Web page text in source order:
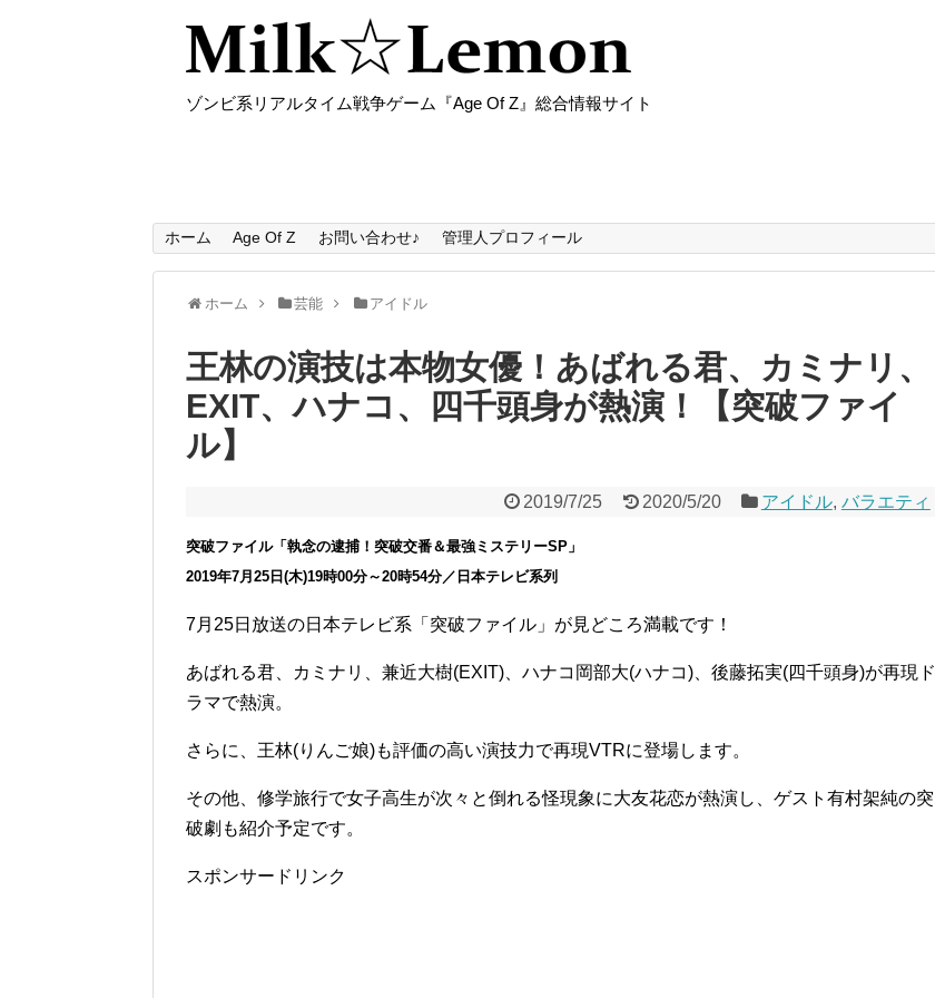
ゾンビ系リアルタイム戦争ゲーム『Age Of Z』総合情報サイト
ホーム Age Of Z お問い合わせ♪ 管理人プロフィール
ホーム 芸能 アイドル
王林の演技は本物女優！あばれる君、カミナリ、
EXIT、ハナコ、四千頭身が熱演！【突破ファイ
ル】
2019/7/25 2020/5/20 アイドル, バラエティ
突破ファイル「執念の逮捕！突破交番＆最強ミステリーSP」
2019年7月25日(木)19時00分～20時54分／日本テレビ系列
7月25日放送の日本テレビ系「突破ファイル」が見どころ満載です！
あばれる君、カミナリ、兼近大樹(EXIT)、ハナコ岡部大(ハナコ)、後藤拓実(四千頭身)が再現ド
ラマで熱演。
さらに、王林(りんご娘)も評価の高い演技力で再現VTRに登場します。
その他、修学旅行で女子高生が次々と倒れる怪現象に大友花恋が熱演し、ゲスト有村架純の突
破劇も紹介予定です。
スポンサードリンク